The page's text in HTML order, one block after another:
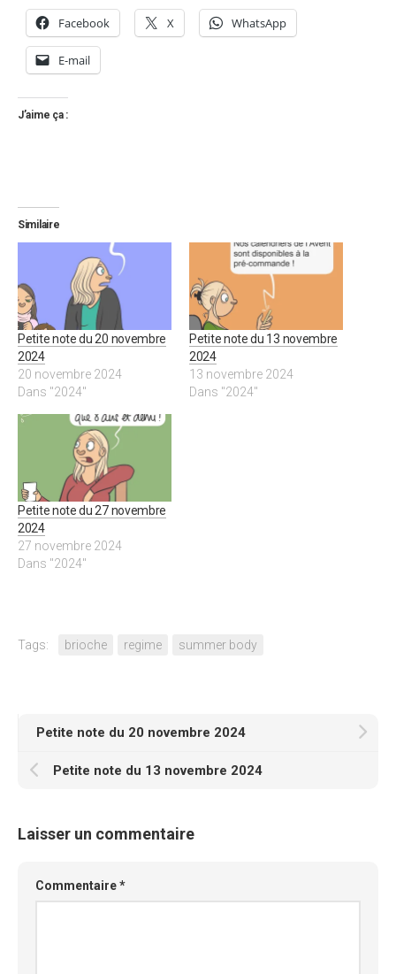
Facebook X WhatsApp
E-mail
J’aime ça :
Similaire
Petite note du 20 novembre
2024
20 novembre 2024
Dans "2024"
Petite note du 13 novembre
2024
13 novembre 2024
Dans "2024"
Petite note du 27 novembre
2024
27 novembre 2024
Dans "2024"
Tags: brioche regime summer body
Petite note du 20 novembre 2024
Petite note du 13 novembre 2024
Laisser un commentaire
Commentaire*